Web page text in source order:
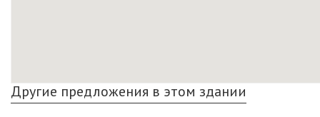
Другие предложения в этом здании